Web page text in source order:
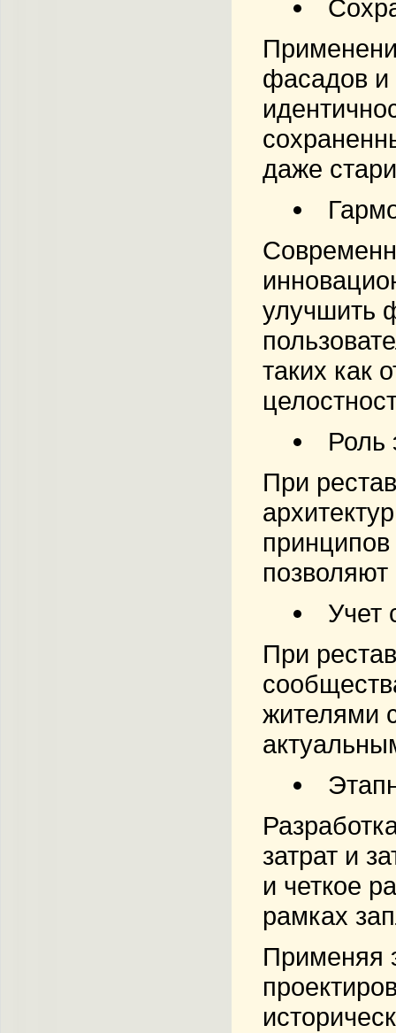
фасадов и
даже
улучшить
таких как
Роль
При
принципов
Учет
При
жителями
затрат и
и четкое
рамках
Применяя